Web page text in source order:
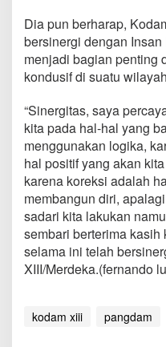
Dia pun berharap,
bersinergi dengan
menjadi bagian penting
kondusif di suatu
“Sinergitas, saya
kita pada hal-hal yang
menggunakan logika,
hal positif yang akan
karena koreksi adalah
membangun diri,
sadari kita lakukan
sembari berterima
selama ini telah
XIII/Merdeka.(fernando
kodam xiii pangdam